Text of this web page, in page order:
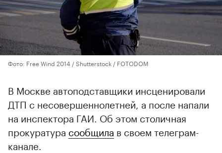
Фото: Free Wind 2014 / Shutterstock / FOTODOM
В Москве автоподставщики инсценировали
ДТП с несовершеннолетней, а после напали
на инспектора ГАИ. Об этом столичная
прокуратура сообщила в своем телеграм-
канале.